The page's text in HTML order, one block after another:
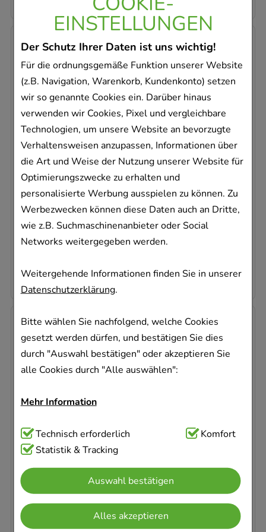
EINSTELLUNGEN
Der Schutz Ihrer Daten ist uns wichtig!
Für die ordnungsgemäße Funktion unserer Website
(z.B. Navigation, Warenkorb, Kundenkonto) setzen
wir so genannte Cookies ein. Darüber hinaus
verwenden wir Cookies, Pixel und vergleichbare
Technologien, um unsere Website an bevorzugte
Verhaltensweisen anzupassen, Informationen über
die Art und Weise der Nutzung unserer Website für
Optimierungszwecke zu erhalten und
personalisierte Werbung ausspielen zu können. Zu
Werbezwecken können diese Daten auch an Dritte,
wie z.B. Suchmaschinenanbieter oder Social
Networks weitergegeben werden.
Weitergehende Informationen finden Sie in unserer
Datenschutzerklärung.
Bitte wählen Sie nachfolgend, welche Cookies
gesetzt werden dürfen, und bestätigen Sie dies
durch "Auswahl bestätigen" oder akzeptieren Sie
alle Cookies durch "Alle auswählen":
Mehr Information
Technisch Notwendig:Hierbei handelt es sich um
Cookies, die für die Grundfunktionen unserer
Website notwendig sind (z.B. Navigation,
Warenkorb, Kundenkonto), weshalb auf diese nicht
verzichtet werden kann.
Technisch erforderlich
Komfort
Statistik & Tracking
Auswahl bestätigen
Alles akzeptieren
CALCAREA CARBONICA Komplex Tabletten
Nr.24
NESTMANN Pharma GmbH
120St
Tabletten
00164641
Sofort lieferbar
11,90 €¹
AVP 16,77 €
120
Tabletten
00974311
Sofort lieferbar
AVP
0,10 €pro 1 Stk
-29%